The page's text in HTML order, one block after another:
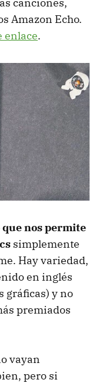
Amazon Echo.
enlace.
nos permite
simplemente
Hay variedad,
en inglés
gráficas) y no
premiados
vayan
pero si